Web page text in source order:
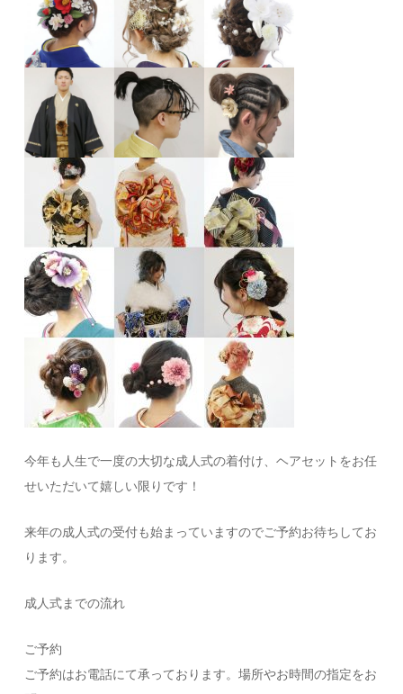
今年も人生で一度の大切な成人式の着付け、ヘアセットをお任
せいただいて嬉しい限りです！
来年の成人式の受付も始まっていますのでご予約お待ちしてお
ります。
成人式までの流れ
ご予約
ご予約はお電話にて承っております。場所やお時間の指定をお